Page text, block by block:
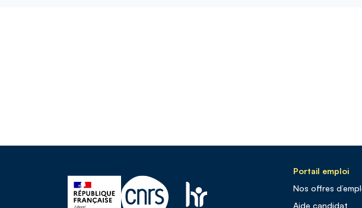
Portail emploi
Nos offres
Aide candidat